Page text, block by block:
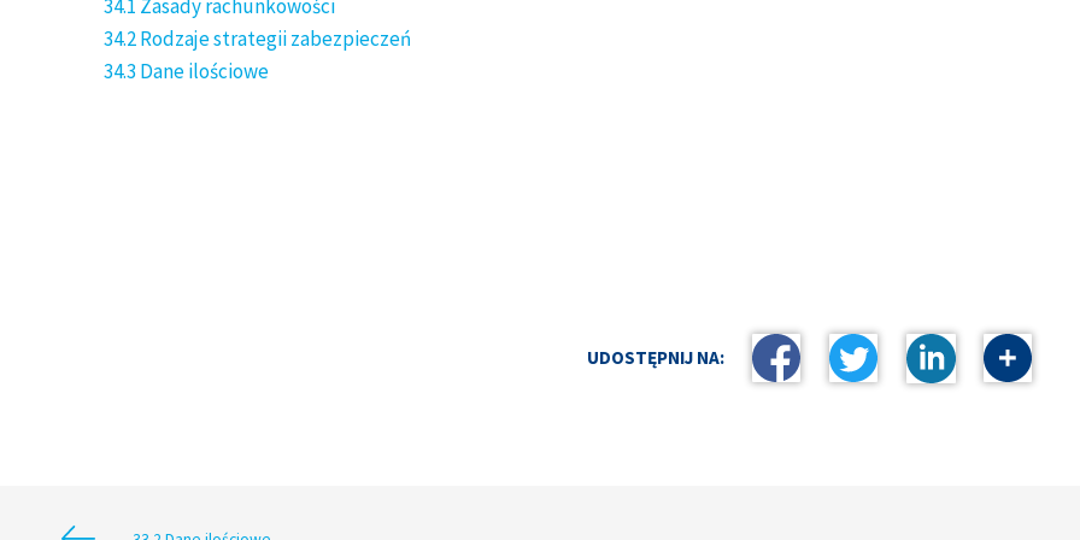
34.1 Zasady rachunkowości
34.2 Rodzaje strategii zabezpieczeń
34.3 Dane ilościowe
UDOSTĘPNIJ NA: